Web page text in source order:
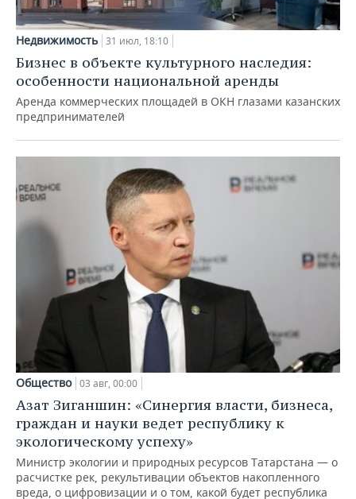
Недвижимость 31 июл, 18:10
Бизнес в объекте культурного наследия:
особенности национальной аренды
Аренда коммерческих площадей в ОКН глазами казанских
предпринимателей
Общество 03 авг, 00:00
Азат Зиганшин: «Синергия власти, бизнеса,
граждан и науки ведет республику к
экологическому успеху»
Министр экологии и природных ресурсов Татарстана — о
расчистке рек, рекультивации объектов накопленного
вреда, о цифровизации и о том, какой будет республика